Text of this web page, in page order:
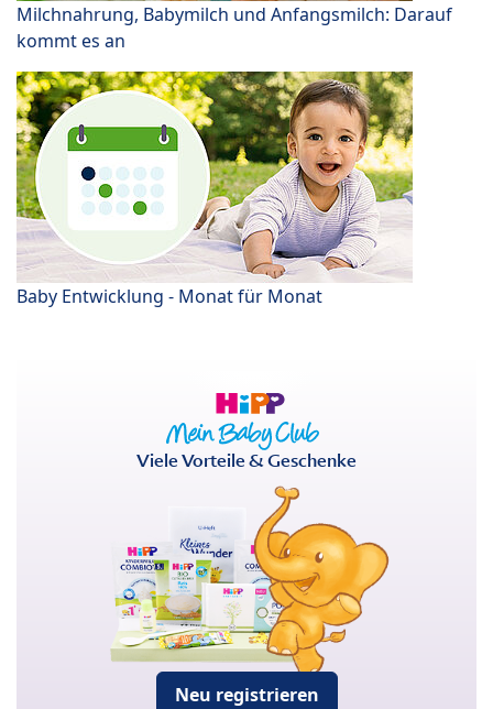
Milchnahrung, Babymilch und Anfangsmilch: Darauf
kommt es an
Baby Entwicklung - Monat für Monat
Viele Vorteile & Geschenke
Neu registrieren